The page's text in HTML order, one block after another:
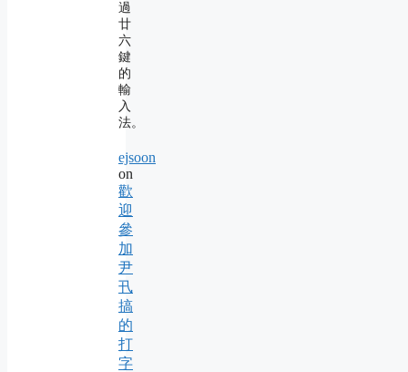
過
廿
六
鍵
的
輸
入
法。
ejsoon
on
歡
迎
參
加
尹
卂
搞
的
打
字